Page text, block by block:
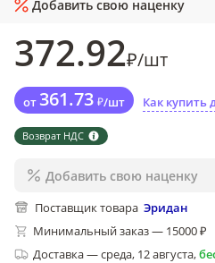
Добавить свою наценку
372.92₽/шт
от361.73 ₽/шт Как купить
Возврат НДС
Добавить свою наценку
Поставщик товара Эридан
Минимальный заказ — 15000 ₽
Доставка—среда, 12 августа,